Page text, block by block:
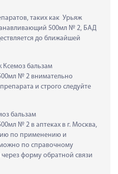
таких как  Урьяж
500мл № 2, БАД
до ближайшей
бальзам
№ 2 внимательно
и строго следуйте
бальзам
№ 2 в аптеках в г. Москва,
по применению и
по справочному
форму обратной связи